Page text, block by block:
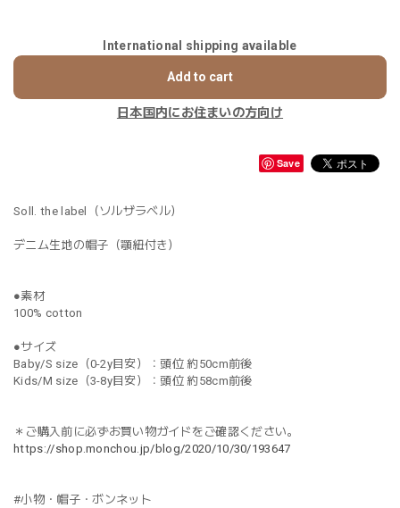
International shipping available
Add to cart
日本国内にお住まいの方向け
Save
Soll. the label（ソルザラベル）
デニム生地の帽子（顎紐付き）
●素材
100% cotton
●サイズ
Baby/S size（0-2y目安）：頭位 約50cm前後
Kids/M size（3-8y目安）：頭位 約58cm前後
＊ご購入前に必ずお買い物ガイドをご確認ください。
https://shop.monchou.jp/blog/2020/10/30/193647
#小物・帽子・ボンネット